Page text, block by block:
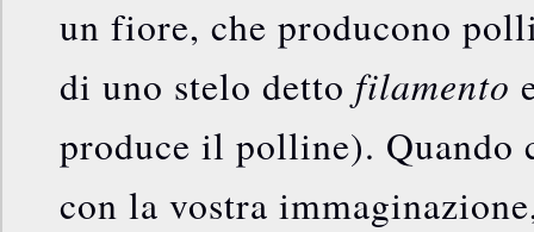
un fiore, che producono
di uno stelo detto filamento
produce il polline). Quando
con la vostra